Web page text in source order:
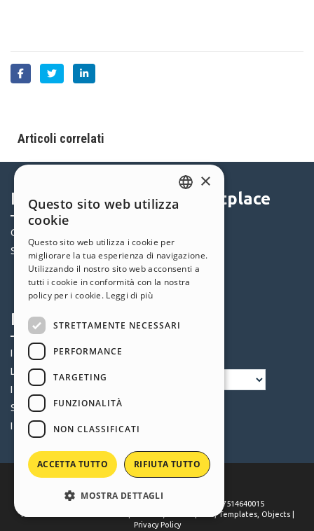
Articoli correlati
Help Center
Community
Siti Utenti
Marketplace
Oggetti
Crediti
Offerte
Profilo
I miei post
Le mie Licenze
I miei Download
Spazio Web
I miei Crediti
Seguici
2026
. All rights reserved. P.IVA IT07514640015
Terms of use WebSite X5:
,Templates Objects
Privacy Policy
ENGLISH
GERMAN
SPANISH
POLISH
×
Questo sito web utilizza
cookie
Questo sito web utilizza i cookie per
migliorare la tua esperienza di navigazione.
Utilizzando il nostro sito web acconsenti a
tutti i cookie in conformità con la nostra
policy per i cookie. Leggi di più
STRETTAMENTE NECESSARI
PERFORMANCE
TARGETING
FUNZIONALITÀ
NON CLASSIFICATI
ACCETTA TUTTO RIFIUTA TUTTO
MOSTRA DETTAGLI